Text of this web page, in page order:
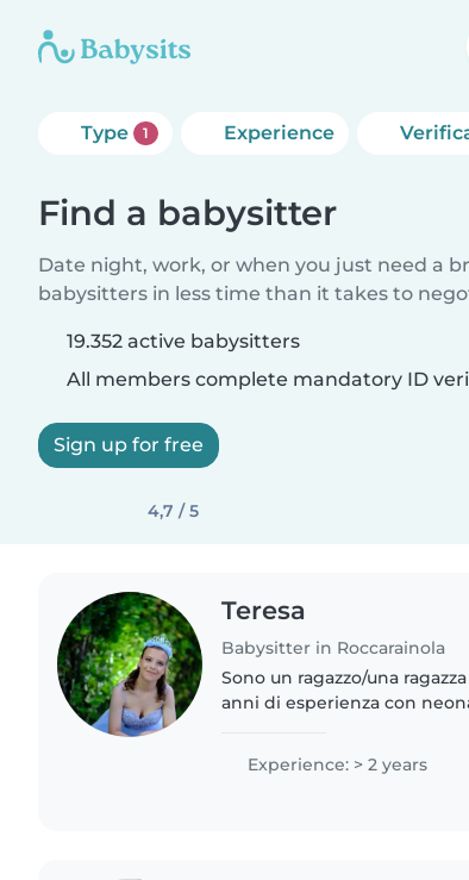
Type 1 Experience
Find a babysitter
Date night, work, or when you just need a
babysitters in less time than it takes to
19.352 active babysitters
All members complete mandatory ID
Sign up for free
4,7 / 5
Teresa
Babysitter in Roccarainola
Sono un ragazzo/una
anni di esperienza con
animali e posso prendermi..
Experience: > 2 years